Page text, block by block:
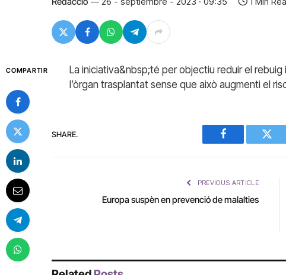
COMPARTIR
La iniciativa&nbsp;té per objectiu reduir el
l’òrgan trasplantat sense que això augmenti el
SHARE.
Facebook
PREVIOUS ARTICLE
Europa suspèn en prevenció de malalties